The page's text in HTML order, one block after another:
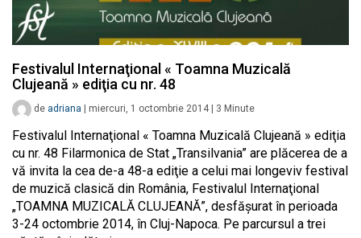
Festivalul Internaţional « Toamna Muzicală
Clujeană » ediţia cu nr. 48
de adriana miercuri, 1 octombrie 2014 3 Minute
Festivalul Internaţional « Toamna Muzicală Clujeană » ediţia
cu nr. 48 Filarmonica de Stat „Transilvania” are plăcerea de a
vă invita la cea de-a 48-a ediţie a celui mai longeviv festival
de muzică clasică din România, Festivalul Internaţional
„TOAMNA MUZICALĂ CLUJEANĂ”, desfăşurat în perioada
3-24 octombrie 2014, în Cluj-Napoca. Pe parcursul a trei